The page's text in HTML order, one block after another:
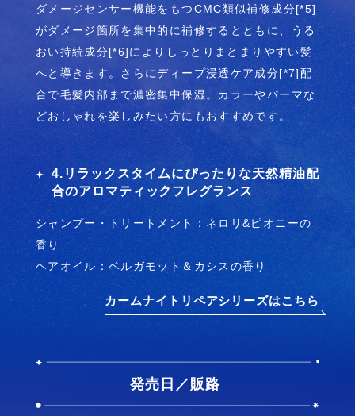
ダメージセンサー機能をもつCMC類似補修成分[*5]
がダメージ箇所を集中的に補修するとともに、うる
おい持続成分[*6]によりしっとりまとまりやすい髪
へと導きます。さらにディープ浸透ケア成分[*7]配
合で毛髪内部まで濃密集中保湿。カラーやパーマな
どおしゃれを楽しみたい方にもおすすめです。
4.リラックスタイムにぴったりな天然精油配
合のアロマティックフレグランス
シャンプー・トリートメント：ネロリ&ピオニーの
香り
ヘアオイル：ベルガモット＆カシスの香り
カームナイトリペアシリーズはこちら
発売日／販路